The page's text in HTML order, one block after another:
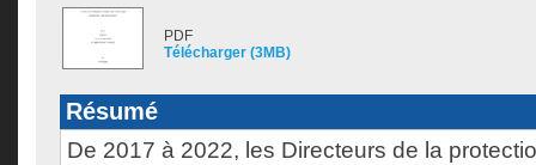
PDF
Télécharger (3MB)
Résumé
De 2017 à 2022, les Directeurs de la